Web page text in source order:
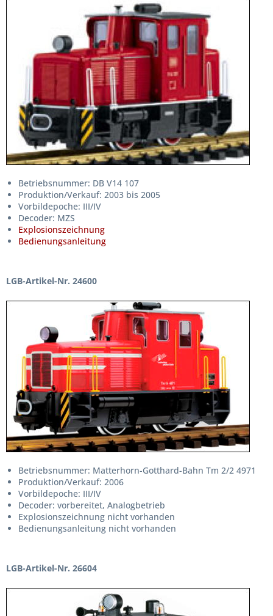
Betriebsnummer: DB V14 107
Produktion/Verkauf: 2003 bis 2005
Vorbildepoche: III/IV
Decoder: MZS
Explosionszeichnung
Bedienungsanleitung
LGB-Artikel-Nr. 24600
Betriebsnummer: Matterhorn-Gotthard-Bahn Tm 2/2 4971
Produktion/Verkauf: 2006
Vorbildepoche: III/IV
Decoder: vorbereitet, Analogbetrieb
Explosionszeichnung nicht vorhanden
Bedienungsanleitung nicht vorhanden
LGB-Artikel-Nr. 26604